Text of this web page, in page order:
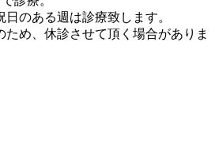
のある週は診療致します。
め、休診させて頂く場合がありま